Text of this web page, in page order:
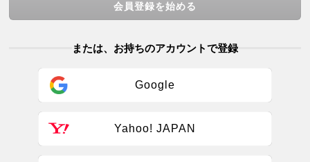
会員登録を始める
または、お持ちのアカウントで登録
Google
Yahoo! JAPAN